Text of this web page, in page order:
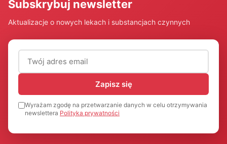
Subskrybuj newsletter
Aktualizacje o nowych lekach i substancjach czynnych
Adres email (wymagany)
Zapisz się
Wyrażam zgodę na przetwarzanie danych w celu otrzymywania
newslettera Polityka prywatności